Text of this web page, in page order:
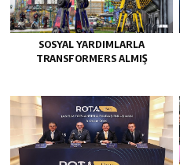
SOSYAL YARDIMLARLA
TRANSFORMERS ALMIŞ